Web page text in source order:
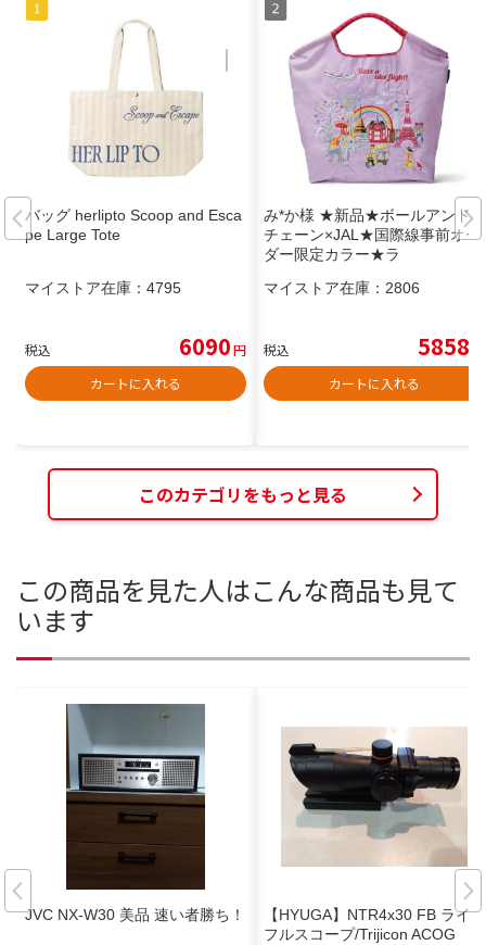
バッグ herlipto Scoop and Esca
pe Large Tote
マイストア在庫： 4795
税込 6090円
カートに入れる
み*か様 ★新品★ボールアンド
チェーン×JAL★国際線事前オー
ダー限定カラー★ラ
マイストア在庫： 2806
税込 5858
カートに入れる
このカテゴリをもっと見る
この商品を見た人はこんな商品も見て
います
JVC NX-W30 美品 速い者勝ち！
【HYUGA】NTR4x30 FB ライ
フルスコープ/Trijicon ACOG